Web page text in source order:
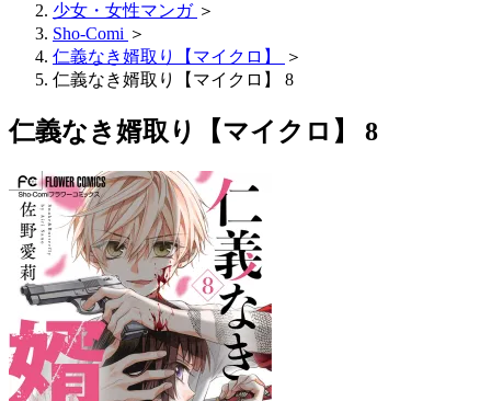
少女・女性マンガ ＞
Sho-Comi ＞
仁義なき婿取り【マイクロ】
＞
仁義なき婿取り【マイクロ】 8
仁義なき婿取り【マイクロ】 8